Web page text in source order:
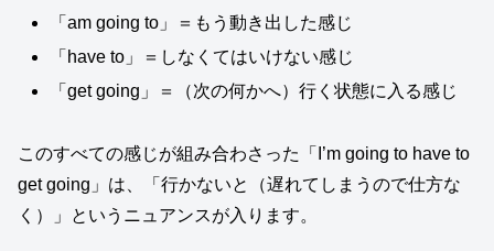
「am going to」＝もう動き出した感じ
「have to」＝しなくてはいけない感じ
「get going」＝（次の何かへ）行く状態に入る感じ
このすべての感じが組み合わさった「I’m going to have to
get going」は、「行かないと（遅れてしまうので仕方な
く）」というニュアンスが入ります。